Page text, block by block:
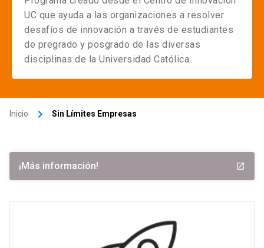
UC que ayuda a las organizaciones a resolver
desafíos de innovación a través de estudiantes
de pregrado y posgrado de las diversas
disciplinas de la Universidad Católica.
Inicio keyboard_arrow_right Sin Límites Empresas
¡Más información! launch